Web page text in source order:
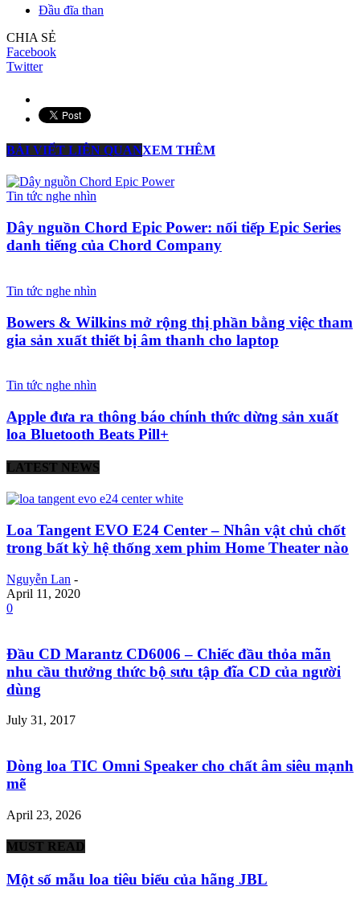
Đầu đĩa than
CHIA SẺ
Facebook
Twitter
BÀI VIẾT LIÊN QUANXEM THÊM
Tin tức nghe nhìn
Dây nguồn Chord Epic Power: nối tiếp Epic Series
danh tiếng của Chord Company
Tin tức nghe nhìn
Bowers & Wilkins mở rộng thị phần bằng việc tham
gia sản xuất thiết bị âm thanh cho laptop
Tin tức nghe nhìn
Apple đưa ra thông báo chính thức dừng sản xuất
loa Bluetooth Beats Pill+
LATEST NEWS
Loa Tangent EVO E24 Center – Nhân vật chủ chốt
trong bất kỳ hệ thống xem phim Home Theater nào
Nguyễn Lan -
April 11, 2020
0
Đầu CD Marantz CD6006 – Chiếc đầu thỏa mãn
nhu cầu thưởng thức bộ sưu tập đĩa CD của người
dùng
July 31, 2017
Dòng loa TIC Omni Speaker cho chất âm siêu mạnh
mẽ
April 23, 2026
MUST READ
Một số mẫu loa tiêu biểu của hãng JBL